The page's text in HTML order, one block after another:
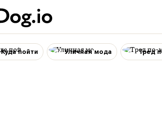
Куда пойти Уличная мода Тред